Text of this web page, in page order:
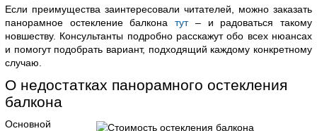
Если преимущества заинтересовали читателей, можно заказать
панорамное остекление балконатут– и радоваться такому
новшеству. Консультанты подробно расскажут обо всех нюансах
и помогут подобрать вариант, подходящий каждому конкретному
случаю.
О недостатках панорамного остекления
балкона
Основной